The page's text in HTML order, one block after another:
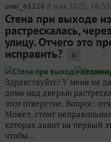
user_65128 8 мая 2022, 18:35
Стена при выходе
растрескалась,
улицу. Отчего это
исправить? 6
Здравствуйте! У меня на
дома над дверью
этот отверстие. Вопрос:
Может, стоит
которая давит на первый
чтобы...